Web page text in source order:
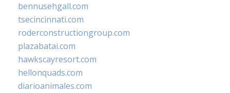
bennusehgall.com
tsecincinnati.com
roderconstructiongroup.com
plazabatai.com
hawkscayresort.com
hellonquads.com
diarioanimales.com